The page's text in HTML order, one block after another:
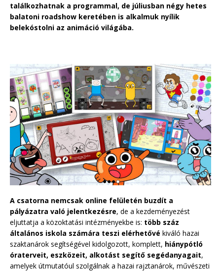
találkozhatnak a programmal, de júliusban négy hetes
balatoni roadshow keretében is alkalmuk nyílik
belekóstolni az animáció világába.
A csatorna nemcsak online felületén buzdít a
pályázatra való jelentkezésre, de a kezdeményezést
eljuttatja a közoktatási intézményekbe is: több száz
általános iskola számára teszi elérhetővé kiváló hazai
szaktanárok segítségével kidolgozott, komplett, hiánypótló
óraterveit, eszközeit, alkotást segítő segédanyagait,
amelyek útmutatóul szolgálnak a hazai rajztanárok, művészeti